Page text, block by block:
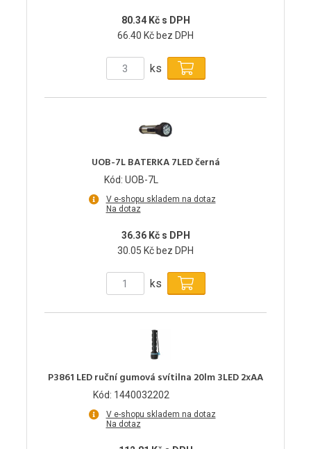
80.34 Kč s DPH
66.40 Kč bez DPH
ks
UOB-7L BATERKA 7LED černá
Kód: UOB-7L
V e-shopu skladem na dotaz
Na dotaz
36.36 Kč s DPH
30.05 Kč bez DPH
ks
P3861 LED ruční gumová svítilna 20lm 3LED 2xAA
Kód: 1440032202
V e-shopu skladem na dotaz
Na dotaz